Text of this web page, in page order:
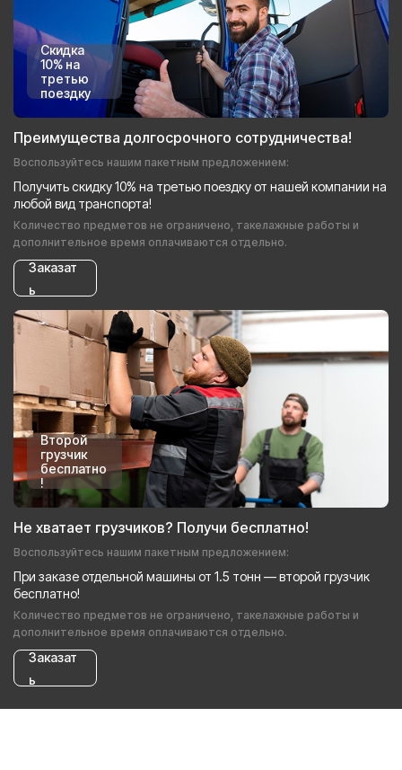
Скидка
10% на
третью
поездку
Преимущества долгосрочного сотрудничества!
Воспользуйтесь нашим пакетным предложением:
Получить скидку 10% на третью поездку от нашей компании на
любой вид транспорта!
Количество предметов не ограничено, такелажные работы и
дополнительное время оплачиваются отдельно.
Заказат
ь
Второй
грузчик
бесплатно
!
Не хватает грузчиков? Получи бесплатно!
Воспользуйтесь нашим пакетным предложением:
При заказе отдельной машины от 1.5 тонн — второй грузчик
бесплатно!
Количество предметов не ограничено, такелажные работы и
дополнительное время оплачиваются отдельно.
Заказат
ь